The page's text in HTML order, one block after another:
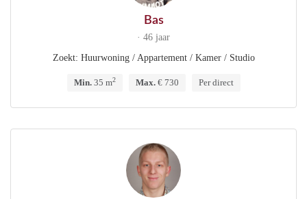
Bas
· 46 jaar
Zoekt: Huurwoning / Appartement / Kamer / Studio
Min.35 m2 Max.€ 730 Per direct